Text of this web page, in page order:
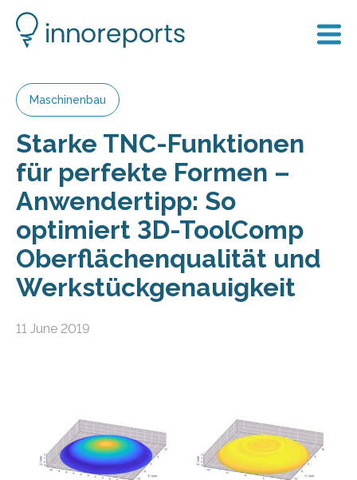
Maschinenbau
Starke TNC-Funktionen
für perfekte Formen –
Anwendertipp: So
optimiert 3D-ToolComp
Oberflächenqualität und
Werkstückgenauigkeit
11 June 2019